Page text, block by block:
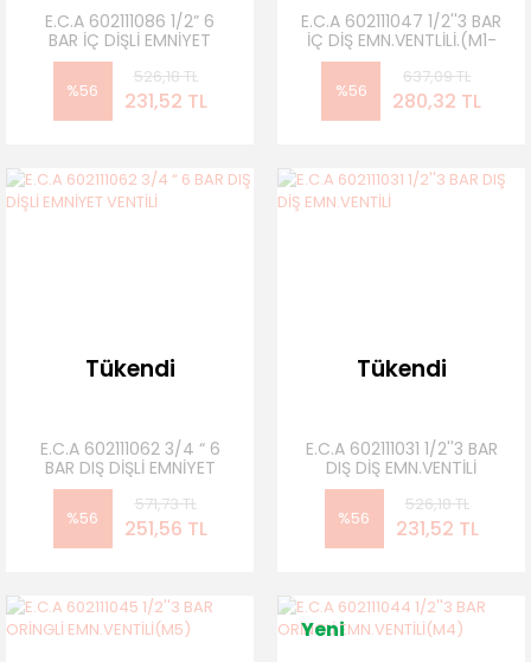
E.C.A 602111086 1/2” 6
BAR İÇ DİŞLİ EMNİYET
VENTİLİ
%56
526,18 TL
231,52 TL
E.C.A 602111047 1/2''3 BAR
İÇ DİŞ EMN.VENTLİLİ.(M1-
%56
637,09 TL
280,32 TL
Tükendi
E.C.A 602111062 3/4 “ 6
BAR DIŞ DİŞLİ EMNİYET
VENTİLİ
%56
571,73 TL
251,56 TL
Tükendi
E.C.A 602111031 1/2''3 BAR
DIŞ DİŞ EMN.VENTİLİ
%56
526,18 TL
231,52 TL
Yeni